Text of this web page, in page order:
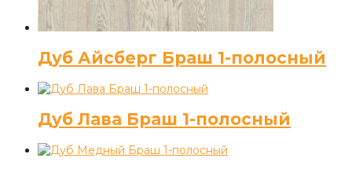
Дуб Айсберг Браш 1-полосный
Дуб Лава Браш 1-полосный